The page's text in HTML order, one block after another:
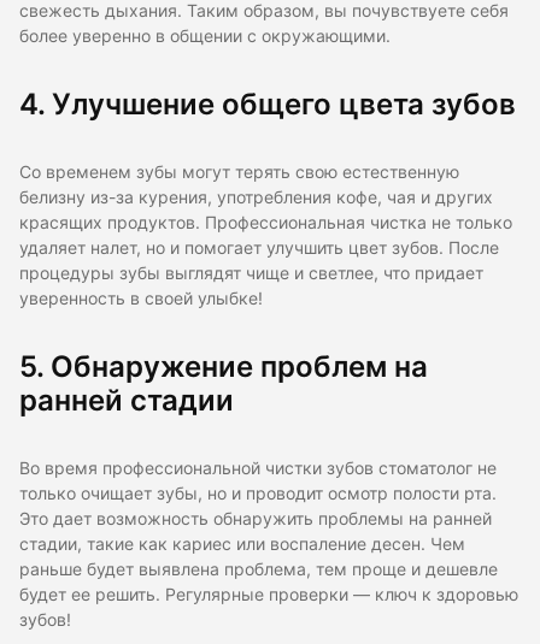
свежесть дыхания. Таким образом, вы почувствуете себя
более уверенно в общении с окружающими.
4. Улучшение общего цвета зубов
Со временем зубы могут терять свою естественную
белизну из-за курения, употребления кофе, чая и других
красящих продуктов. Профессиональная чистка не только
удаляет налет, но и помогает улучшить цвет зубов. После
процедуры зубы выглядят чище и светлее, что придает
уверенность в своей улыбке!
5. Обнаружение проблем на
ранней стадии
Во время профессиональной чистки зубов стоматолог не
только очищает зубы, но и проводит осмотр полости рта.
Это дает возможность обнаружить проблемы на ранней
стадии, такие как кариес или воспаление десен. Чем
раньше будет выявлена проблема, тем проще и дешевле
будет ее решить. Регулярные проверки — ключ к здоровью
зубов!